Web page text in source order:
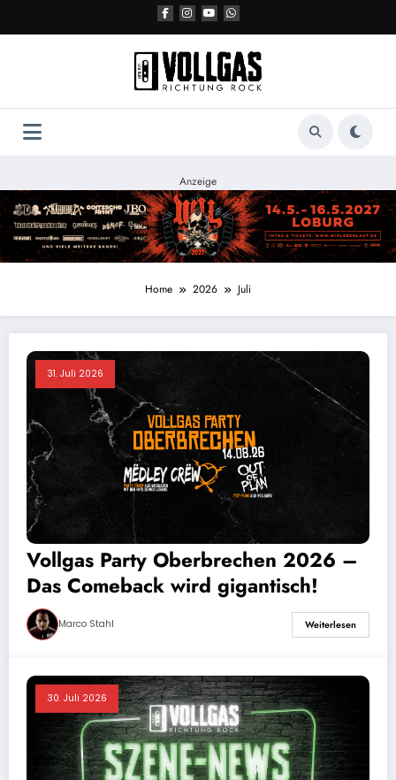
Anzeige
Home 2026 Juli
31. Juli 2026
Vollgas Party Oberbrechen 2026 –
Das Comeback wird gigantisch!
Marco Stahl Weiterlesen
30. Juli 2026